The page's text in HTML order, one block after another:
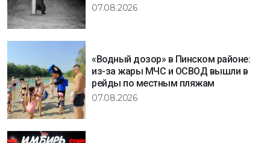
07.08.2026
«Водный дозор» в Пинском районе:
из-за жары МЧС и ОСВОД вышли в
рейды по местным пляжам
07.08.2026